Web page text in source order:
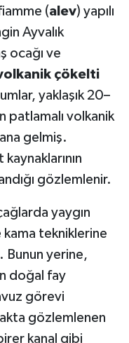
(alev) yapılı
Ayvalık
ocağı ve
çökelti
yaklaşık 20–
patlamalı volkanik
gelmiş.
gözlemlenir.
yaygın
kama tekniklerine
Bunun yerine,
doğal fay
görevi
gözlemlenen
kanal gibi